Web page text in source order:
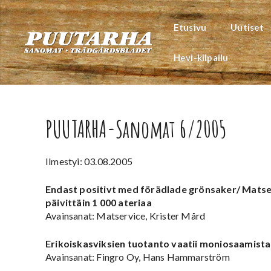
Siirry
sisältöön
Etusivu Uutiset
Hevi-kilpailu
PUUTARHA-Sanomat 6/2005
Ilmestyi: 03.08.2005
Endast positivt med förädlade grönsaker/
päivittäin 1 000 ateriaa
Avainsanat: Matservice, Krister Mård
Erikoiskasviksien tuotanto vaatii moniosaamista
Avainsanat: Fingro Oy, Hans Hammarström